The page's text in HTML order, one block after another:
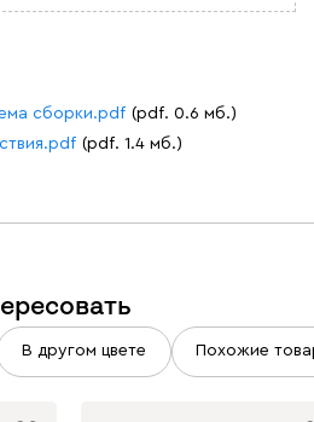
сборки.pdf (pdf. 0.6 мб.)
(pdf. 1.4 мб.)
В другом цвете Похожие